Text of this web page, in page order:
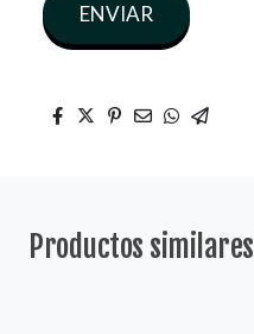
ENVIAR
Productos similares